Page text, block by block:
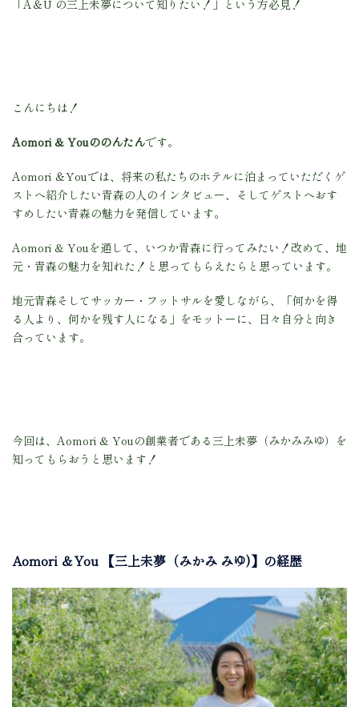
「A＆U の三上未夢について知りたい！」という方必見！
こんにちは！
Aomori & Youののんたんです。
Aomori ＆Youでは、将来の私たちのホテルに泊まっていただくゲ
ストへ紹介したい青森の人のインタビュー、そしてゲストへおす
すめしたい青森の魅力を発信しています。
Aomori & Youを通して、いつか青森に行ってみたい！改めて、地
元・青森の魅力を知れた！と思ってもらえたらと思っています。
地元青森そしてサッカー・フットサルを愛しながら、「何かを得
る人より、何かを残す人になる」をモットーに、日々自分と向き
合っています。
今回は、Aomori & Youの創業者である三上未夢（みかみみゆ）を
知ってもらおうと思います！
Aomori ＆You 【三上未夢（みかみ みゆ)】の経歴